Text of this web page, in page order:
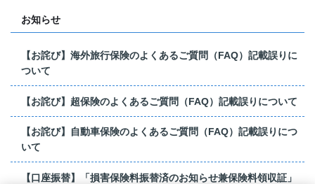
お知らせ
【お詫び】海外旅行保険のよくあるご質問（FAQ）記載誤りに
ついて
【お詫び】超保険のよくあるご質問（FAQ）記載誤りについて
【お詫び】自動車保険のよくあるご質問（FAQ）記載誤りにつ
いて
【口座振替】「損害保険料振替済のお知らせ兼保険料領収証」